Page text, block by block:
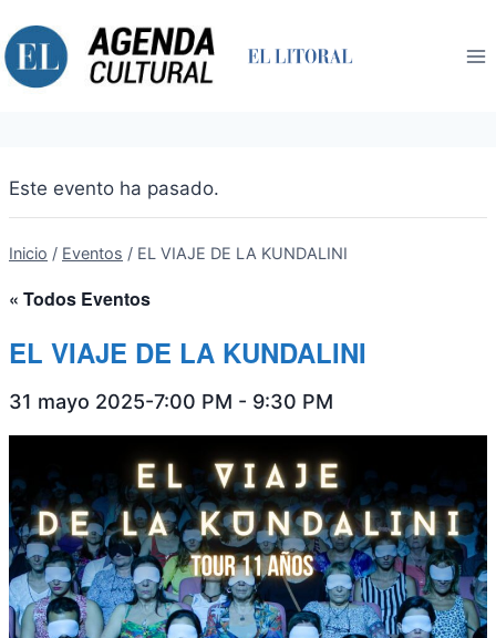
al
contenido
Este evento ha pasado.
Inicio / Eventos / EL VIAJE DE LA KUNDALINI
« Todos Eventos
EL VIAJE DE LA KUNDALINI
31 mayo 2025-7:00 PM - 9:30 PM